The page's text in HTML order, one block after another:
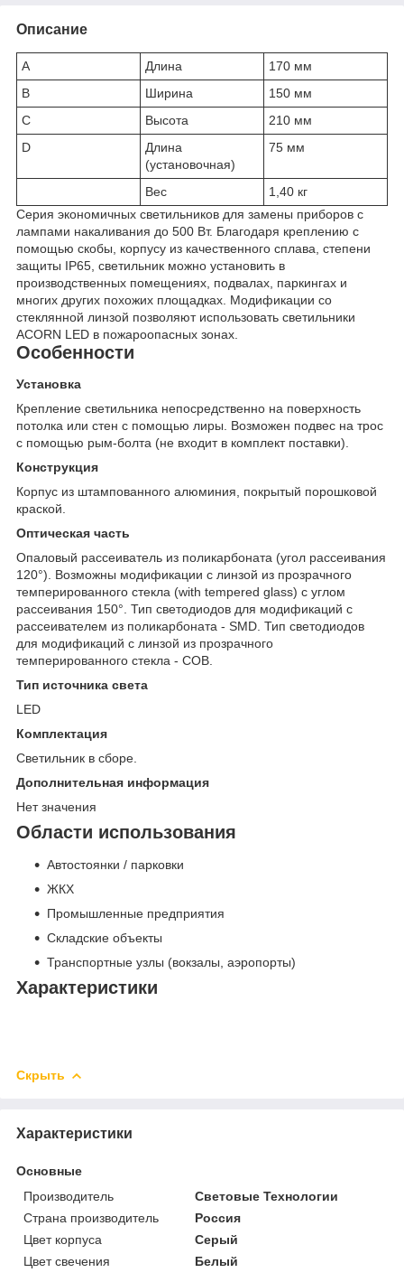
Описание
A Длина
170 мм
B
Ширина
150 мм
C
Высота
210 мм
D
Длина
(установочная)
75 мм
Вес
1,40 кг
Серия экономичных светильников для замены приборов с
лампами накаливания до 500 Вт. Благодаря креплению с
помощью скобы, корпусу из качественного сплава, степени
защиты IP65, светильник можно установить в
производственных помещениях, подвалах, паркингах и
многих других похожих площадках. Модификации со
стеклянной линзой позволяют использовать светильники
ACORN LED в пожароопасных зонах.
Особенности
Установка
Крепление светильника непосредственно на поверхность
потолка или стен с помощью лиры. Возможен подвес на трос
с помощью рым-болта (не входит в комплект поставки).
Конструкция
Корпус из штампованного алюминия, покрытый порошковой
краской.
Оптическая часть
Опаловый рассеиватель из поликарбоната (угол рассеивания
120°). Возможны модификации с линзой из прозрачного
темперированного стекла (with tempered glass) с углом
рассеивания 150°. Тип светодиодов для модификаций с
рассеивателем из поликарбоната - SMD. Тип светодиодов
для модификаций с линзой из прозрачного
темперированного стекла - COB.
Тип источника света
LED
Комплектация
Светильник в сборе.
Дополнительная информация
Нет значения
Области использования
Автостоянки / парковки
ЖКХ
Промышленные предприятия
Складские объекты
Транспортные узлы (вокзалы, аэропорты)
Характеристики
Скрыть
Характеристики
Основные
Производитель
Световые Технологии
Страна производитель
Россия
Цвет корпуса
Серый
Цвет свечения
Белый